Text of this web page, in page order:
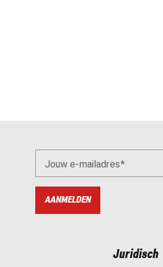
Jouw e-mailadres
AANMELDEN
Juridisch